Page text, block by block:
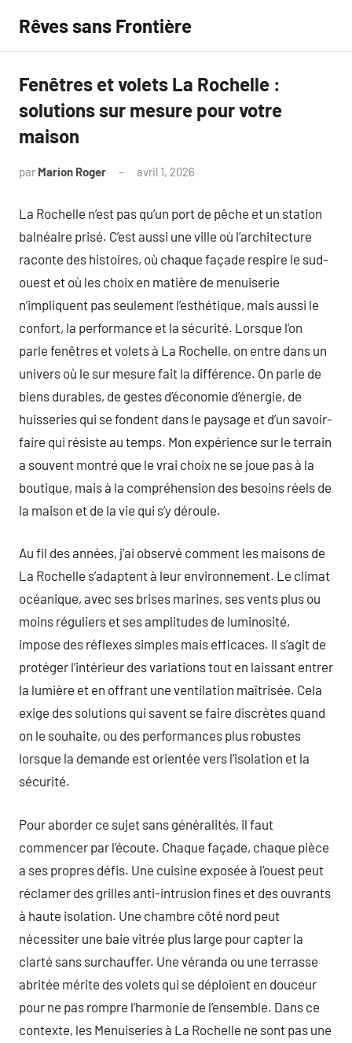
contenu
Rêves sans Frontière
Fenêtres et volets La Rochelle :
solutions sur mesure pour votre
maison
par Marion Roger avril 1, 2026
La Rochelle n’est pas qu’un port de pêche et un station
balnéaire prisé. C’est aussi une ville où l’architecture
raconte des histoires, où chaque façade respire le sud-
ouest et où les choix en matière de menuiserie
n’impliquent pas seulement l’esthétique, mais aussi le
confort, la performance et la sécurité. Lorsque l’on
parle fenêtres et volets à La Rochelle, on entre dans un
univers où le sur mesure fait la différence. On parle de
biens durables, de gestes d’économie d’énergie, de
huisseries qui se fondent dans le paysage et d’un savoir-
faire qui résiste au temps. Mon expérience sur le terrain
a souvent montré que le vrai choix ne se joue pas à la
boutique, mais à la compréhension des besoins réels de
la maison et de la vie qui s’y déroule.
Au fil des années, j’ai observé comment les maisons de
La Rochelle s’adaptent à leur environnement. Le climat
océanique, avec ses brises marines, ses vents plus ou
moins réguliers et ses amplitudes de luminosité,
impose des réflexes simples mais efficaces. Il s’agit de
protéger l’intérieur des variations tout en laissant entrer
la lumière et en offrant une ventilation maîtrisée. Cela
exige des solutions qui savent se faire discrètes quand
on le souhaite, ou des performances plus robustes
lorsque la demande est orientée vers l’isolation et la
sécurité.
Pour aborder ce sujet sans généralités, il faut
commencer par l’écoute. Chaque façade, chaque pièce
a ses propres défis. Une cuisine exposée à l’ouest peut
réclamer des grilles anti-intrusion fines et des ouvrants
à haute isolation. Une chambre côté nord peut
nécessiter une baie vitrée plus large pour capter la
clarté sans surchauffer. Une véranda ou une terrasse
abritée mérite des volets qui se déploient en douceur
pour ne pas rompre l’harmonie de l’ensemble. Dans ce
contexte, les Menuiseries à La Rochelle ne sont pas une